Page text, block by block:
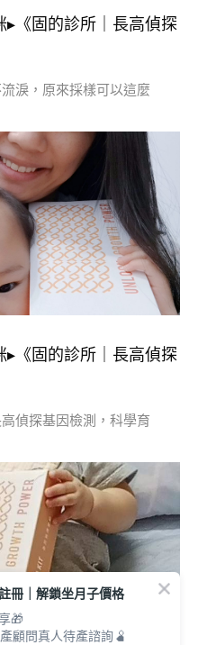
▸《固的診所｜長高偵探
淚，原來採樣可以這麼
▸《固的診所｜長高偵探
偵探基因檢測，科學育
冊｜解鎖坐月子價格
🎁
顧問真人待產諮詢🫄